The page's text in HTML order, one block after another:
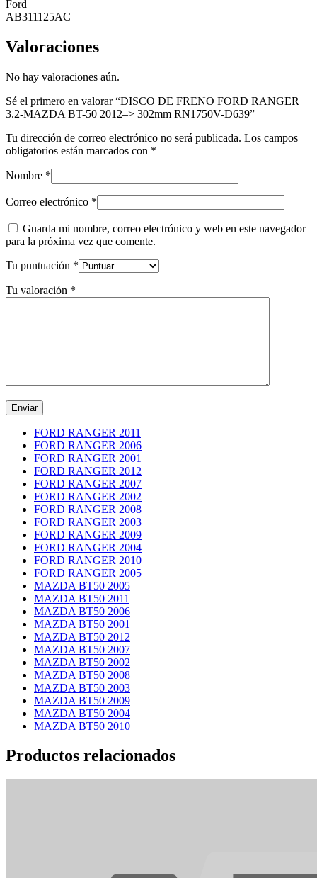
Ford
AB311125AC
Valoraciones
No hay valoraciones aún.
Sé el primero en valorar “DISCO DE FRENO FORD RANGER
3.2-MAZDA BT-50 2012–> 302mm RN1750V-D639”
Tu dirección de correo electrónico no será publicada. Los campos
obligatorios están marcados con *
Nombre *
Correo electrónico *
Guarda mi nombre, correo electrónico y web en este navegador
para la próxima vez que comente.
Tu puntuación *
Tu valoración *
FORD RANGER 2011
FORD RANGER 2006
FORD RANGER 2001
FORD RANGER 2012
FORD RANGER 2007
FORD RANGER 2002
FORD RANGER 2008
FORD RANGER 2003
FORD RANGER 2009
FORD RANGER 2004
FORD RANGER 2010
FORD RANGER 2005
MAZDA BT50 2005
MAZDA BT50 2011
MAZDA BT50 2006
MAZDA BT50 2001
MAZDA BT50 2012
MAZDA BT50 2007
MAZDA BT50 2002
MAZDA BT50 2008
MAZDA BT50 2003
MAZDA BT50 2009
MAZDA BT50 2004
MAZDA BT50 2010
Productos relacionados